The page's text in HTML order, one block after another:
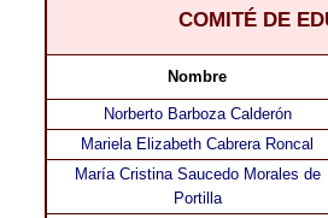
COMITÉ DE
Nombre
Norberto Barboza Calderón
Mariela Elizabeth Cabrera Roncal
María Cristina Saucedo Morales de
Portilla